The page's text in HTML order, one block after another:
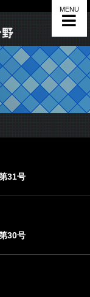
MENU
31号
30号